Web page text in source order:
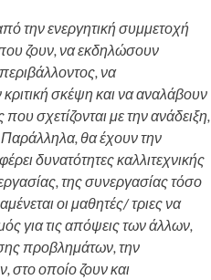
την ενεργητική συμμετοχή
ζουν, να εκδηλώσουν
να
σκέψη και να αναλάβουν
σχετίζονται με την ανάδειξη,
θα έχουν την
δυνατότητες καλλιτεχνικής
της συνεργασίας τόσο
οι μαθητές/ τριες να
για τις απόψεις των άλλων,
προβλημάτων, την
στο οποίο ζουν και